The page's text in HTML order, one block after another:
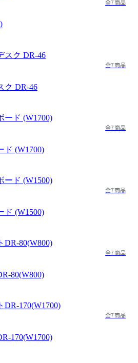
全7商品
全7商品
ク DR-46
全7商品
ド (W1700)
全7商品
ド (W1500)
全7商品
80(W800)
全7商品
170(W1700)